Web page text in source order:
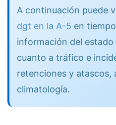
A continuación puede
dgt en la A-5 en
información del estado
cuanto a tráfico e
retenciones y atascos,
climatología.